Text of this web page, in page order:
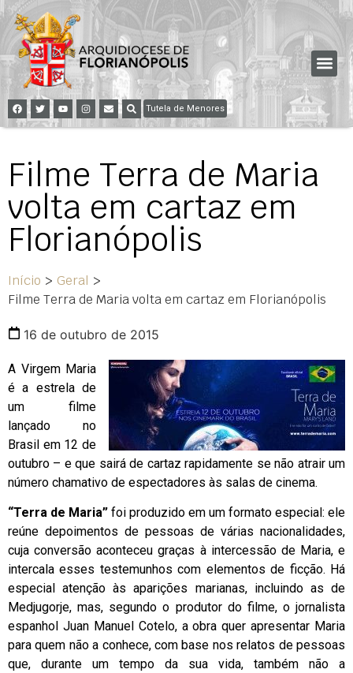
Tutela de Menores
Filme Terra de Maria
volta em cartaz em
Florianópolis
Início > Geral >
Filme Terra de Maria volta em cartaz em Florianópolis
16 de outubro de 2015
A Virgem Maria
é a estrela de
um filme
lançado no
Brasil em 12 de
outubro – e que sairá de cartaz rapidamente se não atrair um
número chamativo de espectadores às salas de cinema.
“Terra de Maria” foi produzido em um formato especial: ele
reúne depoimentos de pessoas de várias nacionalidades,
cuja conversão aconteceu graças à intercessão de Maria, e
intercala esses testemunhos com elementos de ficção. Há
especial atenção às aparições marianas, incluindo as de
Medjugorje, mas, segundo o produtor do filme, o jornalista
espanhol Juan Manuel Cotelo, a obra quer apresentar Maria
para quem não a conhece, com base nos relatos de pessoas
que, durante um tempo da sua vida, também não a